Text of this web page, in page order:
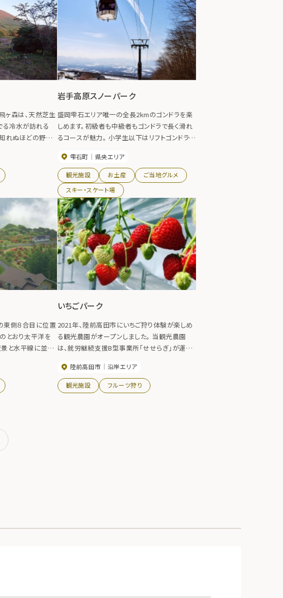
ヶ森は、天然芝生
る冷水が訪れる
れぬほどの野鳥
ジ、山菜。夏には
葉、ハツタケ狩
趣があり景勝豊か
岩手高原スノーパーク
盛岡雫石エリア唯一の全長2kmのゴンドラを楽
しめます。初級者も中級者もゴンドラで長く滑れ
るコースが魅力。 小学生以下はリフトゴンドラ全
定です。 盛岡駅からシャトルバスを運行していま
す。
雫石町 県央エリア
観光施設 お土産
ご当地グルメ
スキー・スケート場
東側８合目に位置
とおり太平洋を
と水平線に並ぶ
水シャワーも整備
いちごパーク
2021年、陸前高田市にいちご狩り体験が楽しめ
る観光農園がオープンしました。 当観光農園
は、就労継続支援B型事業所「せせらぎ」が運営
設備となっており、どなたでもいちご狩りが楽し
めます。 12種類もある品種をぜひ食べ比べてみ
てください。
陸前高田市 沿岸エリア
観光施設 フルーツ狩り